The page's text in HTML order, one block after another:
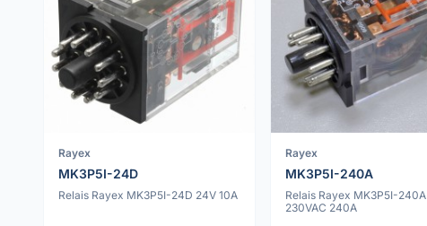
Rayex
MK3P5I-24D
Relais Rayex MK3P5I-24D 24V 10A
Rayex
MK3P5I-240A
Relais Rayex MK3P5I-240A
230VAC 240A